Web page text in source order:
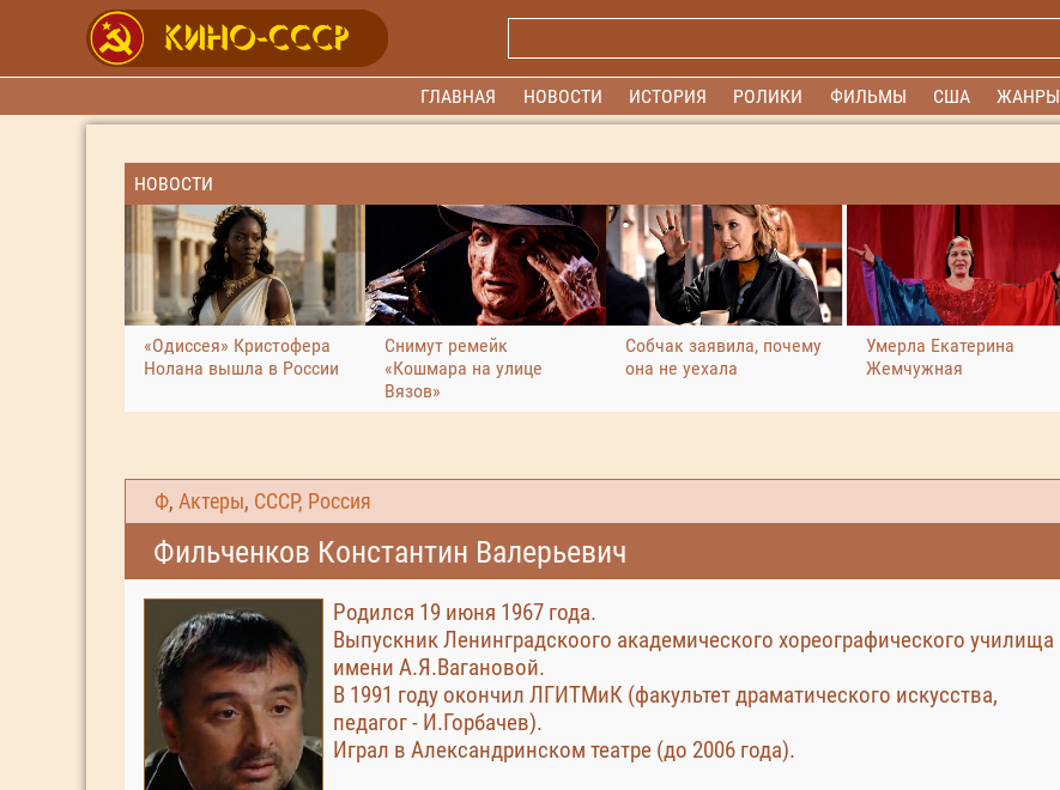
ГЛАВНАЯ НОВОСТИ ИСТОРИЯ РОЛИКИ ФИЛЬМЫ США ЖАНРЫ
НОВОСТИ
«Одиссея» Кристофера
Нолана вышла в России
Снимут ремейк
«Кошмара на улице
Вязов»
Собчак заявила, почему
она не уехала
Умерла Екатерина
Жемчужная
Ф, Актеры, СССР, Россия
Фильченков Константин Валерьевич
Родился 19 июня 1967 года.
Выпускник Ленинградскоого академического хореографического училища
имени А.Я.Вагановой.
В 1991 году окончил ЛГИТМиК (факультет драматического искусства,
педагог - И.Горбачев).
Играл в Александринском театре (до 2006 года).